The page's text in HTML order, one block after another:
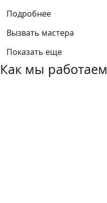
Подробнее
Вызвать мастера
Показать еще
Как мы работаем